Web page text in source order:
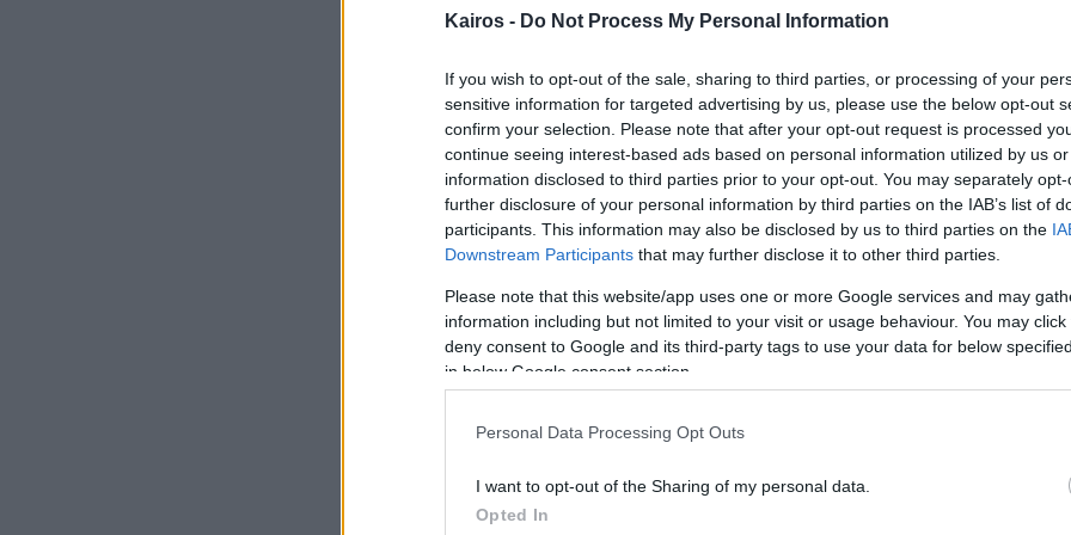
Kairos - Do Not Process My Personal Information
If you wish to opt-out of the sale, sharing to third parties, or processing of your
sensitive information for targeted advertising by us, please use the below opt-out
confirm your selection. Please note that after your opt-out request is processed
continue seeing interest-based ads based on personal information utilized by us
information disclosed to third parties prior to your opt-out. You may separately
further disclosure of your personal information by third parties on the IAB’s list of
participants. This information may also be disclosed by us to third parties on the
Downstream Participants that may further disclose it to other third parties.
Please note that this website/app uses one or more Google services and may
information including but not limited to your visit or usage behaviour. You may
deny consent to Google and its third-party tags to use your data for below
in below Google consent section.
Personal Data Processing Opt Outs
I want to opt-out of the Sharing of my personal data.
Opted In
Καλοκαιρινή Ζέστη και Ξηρότητα στα Ηπειρωτικά: Πρόγνωση για 4 και 5
Καιρός σήμερα και αύριο σε Αθήνα, Θεσσαλονίκη και Ελλάδα: θερμοκρασία,
πιθανότητα βροχής και σημεία προσοχής.
Τελευταία ενημέρωση